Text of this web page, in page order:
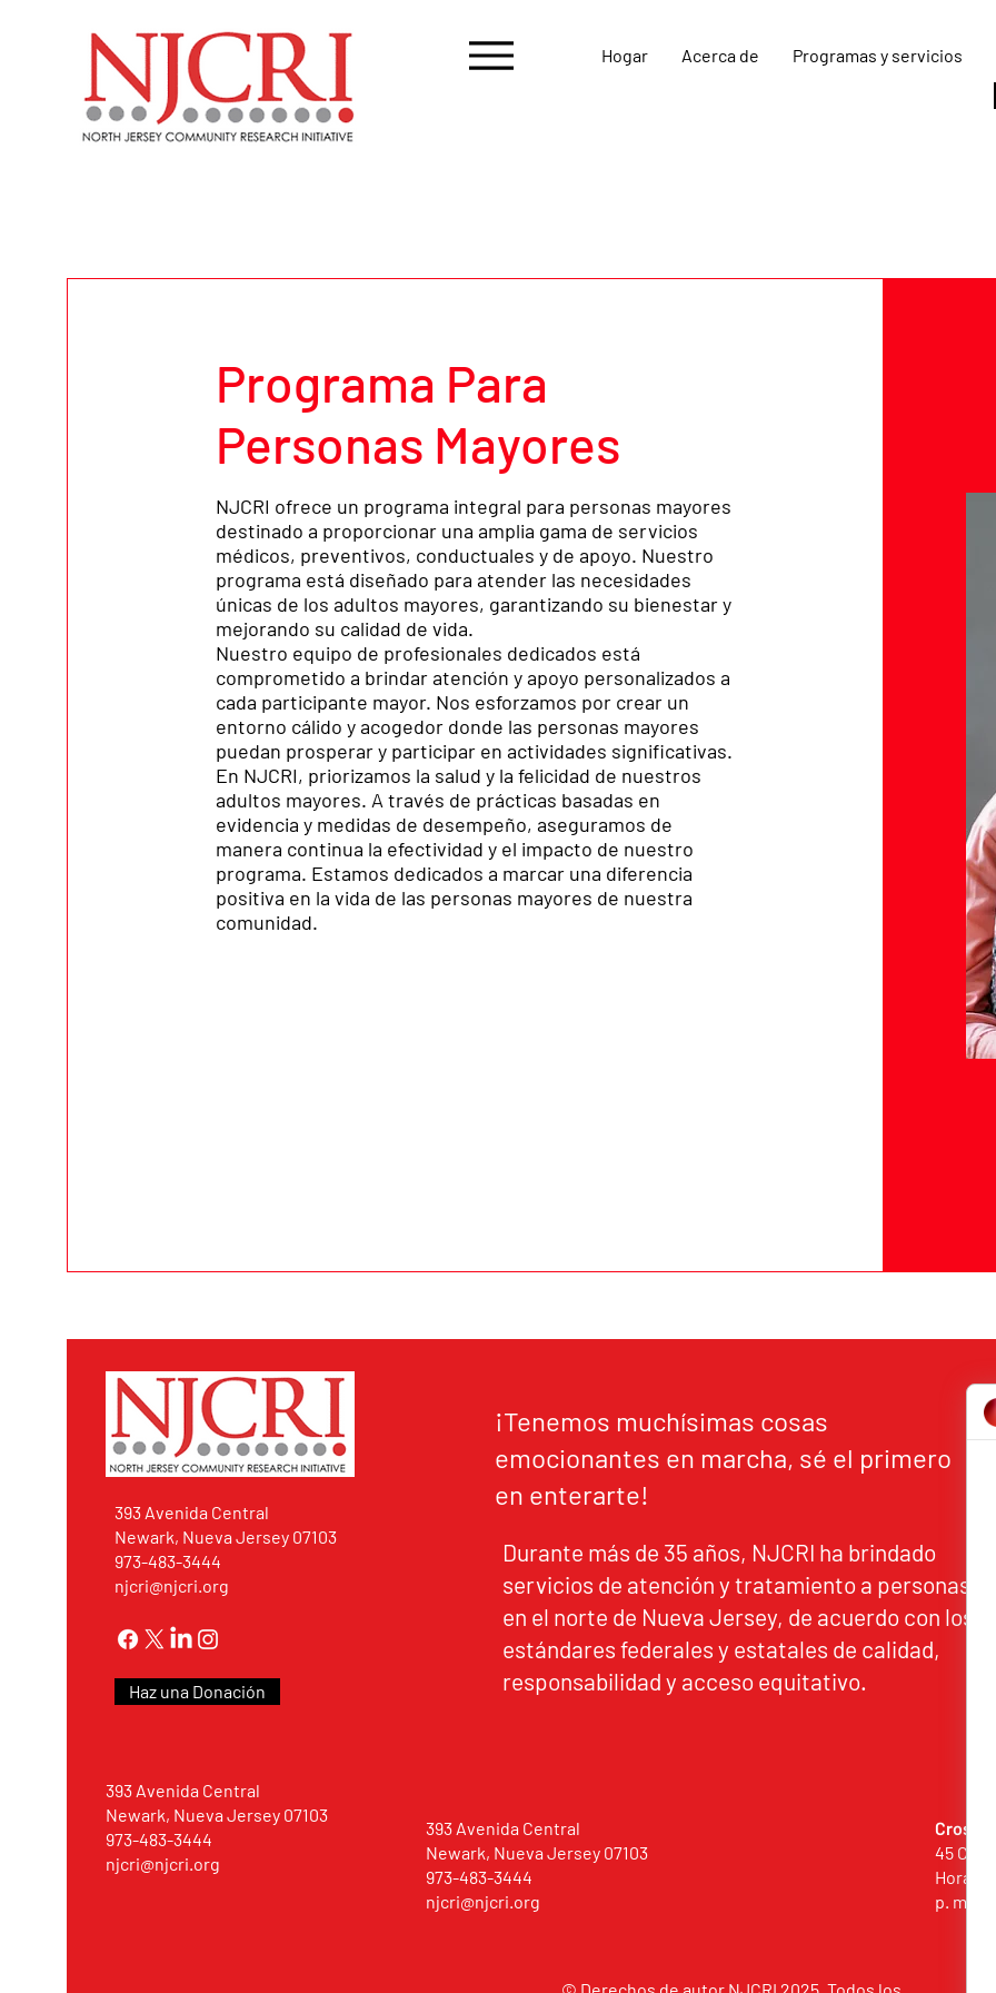
Hogar Acerca de Programas y servicios
Programa Para
Personas Mayores
NJCRI ofrece un programa integral para personas mayores
destinado a proporcionar una amplia gama de servicios
médicos, preventivos, conductuales y de apoyo. Nuestro
programa está diseñado para atender las necesidades
únicas de los adultos mayores, garantizando su bienestar y
mejorando su calidad de vida.
Nuestro equipo de profesionales dedicados está
comprometido a brindar atención y apoyo personalizados a
cada participante mayor. Nos esforzamos por crear un
entorno cálido y acogedor donde las personas mayores
puedan prosperar y participar en actividades significativas.
En NJCRI, priorizamos la salud y la felicidad de nuestros
adultos mayores. A través de prácticas basadas en
evidencia y medidas de desempeño, aseguramos de
manera continua la efectividad y el impacto de nuestro
programa. Estamos dedicados a marcar una diferencia
positiva en la vida de las personas mayores de nuestra
comunidad.
393 Avenida Central
Newark, Nueva Jersey 07103
973-483-3444
njcri@njcri.org
Haz una Donación
393 Avenida Central
Newark, Nueva Jersey 07103
973-483-3444
njcri@njcri.org
¡Tenemos muchísimas cosas
emocionantes en marcha, sé el primero
en enterarte!
Durante más de 35 años, NJCRI ha brindado
servicios de atención y tratamiento a personas
en el norte de Nueva Jersey, de acuerdo con los
estándares federales y estatales de calidad,
responsabilidad y acceso equitativo.
393 Avenida Central
Newark, Nueva Jersey 07103
973-483-3444
njcri@njcri.org
45
Horario
p. m.